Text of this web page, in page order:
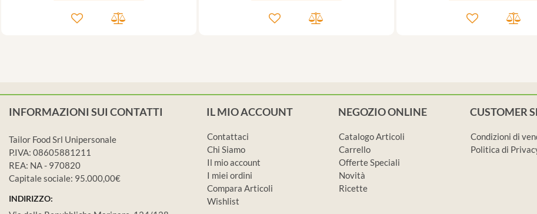
INFORMAZIONI SUI CONTATTI
Tailor Food Srl Unipersonale
P.IVA: 08605881211
REA: NA - 970820
Capitale sociale: 95.000,00€
INDIRIZZO:
IL MIO ACCOUNT
Contattaci
Chi Siamo
Il mio account
I miei ordini
Compara Articoli
Wishlist
NEGOZIO ONLINE
Catalogo Articoli
Carrello
Offerte Speciali
Novità
Ricette
CUSTOMER
Condizioni di
Politica di